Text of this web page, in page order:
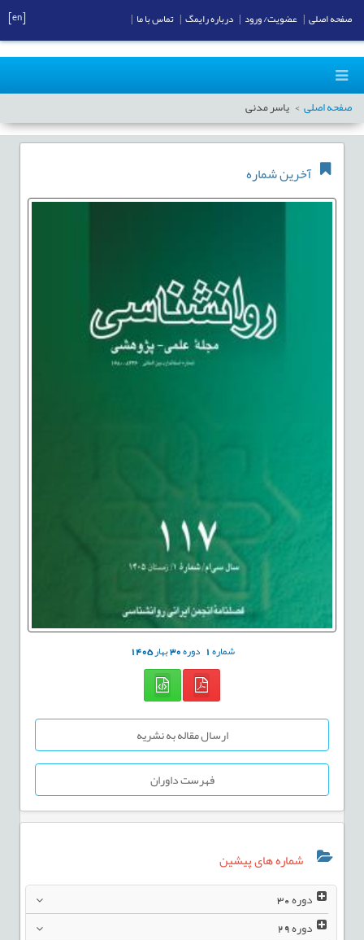
صفحه اصلی یاسر مدنی
آخرین شماره
شماره1 دوره30بهار1405
ارسال مقاله به نشریه
فهرست داوران
شماره های پیشین
دوره30
دوره29
صفحه اصلی عضویت/ ورود درباره رایمگ تماس با ما